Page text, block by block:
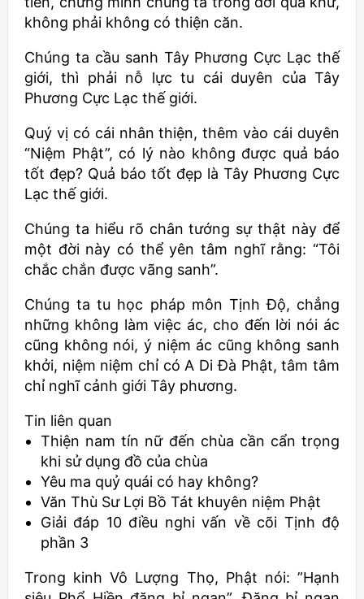
không phải không có thiện căn.
Chúng ta cầu sanh Tây Phương Cực Lạc thế
giới, thì phải nỗ lực tu cái duyên của Tây
Phương Cực Lạc thế giới.
Quý vị có cái nhân thiện, thêm vào cái duyên
“Niệm Phật”, có lý nào không được quả báo
tốt đẹp? Quả báo tốt đẹp là Tây Phương Cực
Lạc thế giới.
Chúng ta hiểu rõ chân tướng sự thật này để
một đời này có thể yên tâm nghĩ rằng: “Tôi
chắc chắn được vãng sanh”.
Chúng ta tu học pháp môn Tịnh Độ, chẳng
những không làm việc ác, cho đến lời nói ác
cũng không nói, ý niệm ác cũng không sanh
khởi, niệm niệm chỉ có A Di Đà Phật, tâm tâm
chỉ nghĩ cảnh giới Tây phương.
Tin liên quan
Thiện nam tín nữ đến chùa cần cẩn trọng
khi sử dụng đồ của chùa
Yêu ma quỷ quái có hay không?
Văn Thù Sư Lợi Bồ Tát khuyên niệm Phật
Giải đáp 10 điều nghi vấn về cõi Tịnh độ
phần 3
Trong kinh Vô Lượng Thọ, Phật nói: ”Hạnh